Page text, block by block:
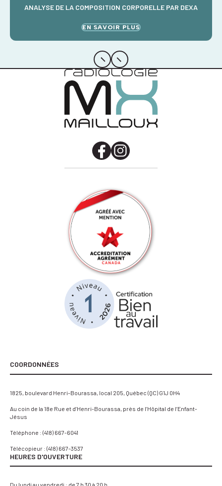
ANALYSE DE LA COMPOSITION CORPORELLE PAR DEXA
EN SAVOIR PLUS
Précédent
Suivant
FacebookInstagram
COORDONNÉES
1825, boulevard Henri-Bourassa, local 205, Québec (QC) G1J 0H4
Au coin de la 18e Rue et d’Henri-Bourassa, près de l’Hôpital de l’Enfant-
Jésus
Téléphone : (418) 667-6041
Télécopieur : (418) 667-3537
HEURES D'OUVERTURE